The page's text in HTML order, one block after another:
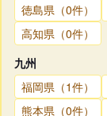
徳島県（0件）
高知県（0件）
九州
福岡県（1件）
熊本県（0件）